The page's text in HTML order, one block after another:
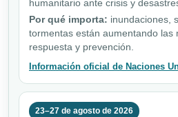
humanitario ante crisis y
Por qué importa: inundaciones,
tormentas están aumentando las
respuesta y prevención.
Información oficial de Naciones
23–27 de agosto de 2026